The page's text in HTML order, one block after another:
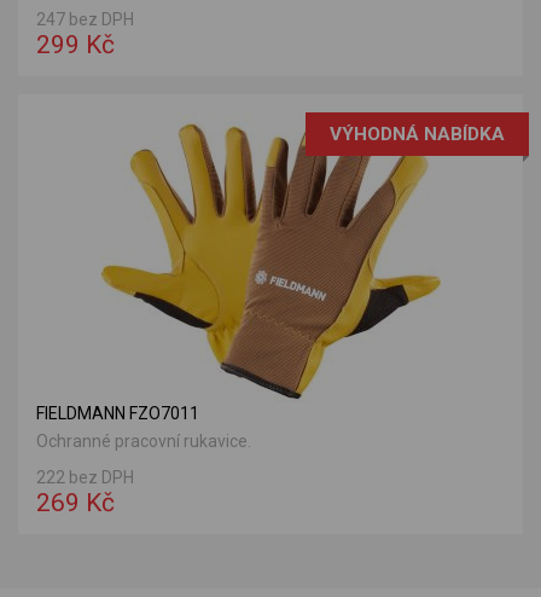
247 bez DPH
299 Kč
VÝHODNÁ NABÍDKA
FIELDMANN FZO7011
Ochranné pracovní rukavice.
222 bez DPH
269 Kč